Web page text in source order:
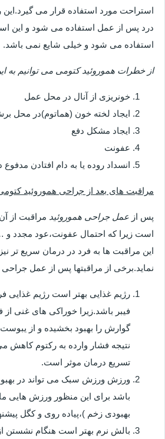
استراحت مورد استفاده قرار می
درد پس از عمل استفاده می شود و این
استفاده می شود و خیلی شایع نمی باشد.
از خطرات هموروئید کتومی می توانیم به
خونریزی از آنال در محل عمل
ایجاد لخته خون (هماتوم)در محل
ایجاد مشکل دفع
عفونت
انسداد روده یا به دام افتادن مدفوع
مراقبت های بعد از جراحی هموروئید
پس از عمل جراحی هموروئید مراقبت از
است زیرا که احتمال عفونت،عود مجدد و
این مراقبت ها به فرد در درمان سریع تر
نماید.برخی از مراقبتها پس از عمل
رژیم غذایی بهتر است رژیم غذایی
فیبر باشد.زیرا خوراکی های غنی از
گوارش را بهبود بخشیده و از
نتیجه فشار وارده به رکتوم کاهش می
تسریع درمان موثر است.
ورزش ورزش سبک می تواند در
باشد برای این منظور ورزش هایی
بهبودی زخم )،پیاده روی و کگل
بالش نرم بهتر است هنگام نشستن